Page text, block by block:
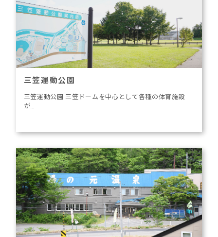
三笠運動公園
三笠運動公園 三笠ドームを中心として各種の体育施設
が…